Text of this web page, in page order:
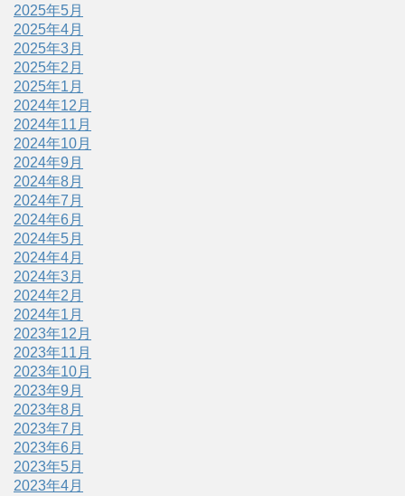
2025年5月
2025年4月
2025年3月
2025年2月
2025年1月
2024年12月
2024年11月
2024年10月
2024年9月
2024年8月
2024年7月
2024年6月
2024年5月
2024年4月
2024年3月
2024年2月
2024年1月
2023年12月
2023年11月
2023年10月
2023年9月
2023年8月
2023年7月
2023年6月
2023年5月
2023年4月